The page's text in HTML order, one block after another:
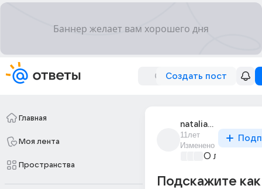
Создать пост
Главная
Моя лента
Пространства
natalia_zhenina_9
11лет
Изменено
О любви без
Подскажите как